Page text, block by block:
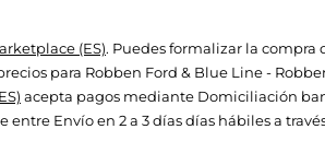
(ES). Puedes formalizar la compra
para Robben Ford & Blue Line -
acepta pagos mediante Domiciliación
entre Envío en 2 a 3 días días hábiles a